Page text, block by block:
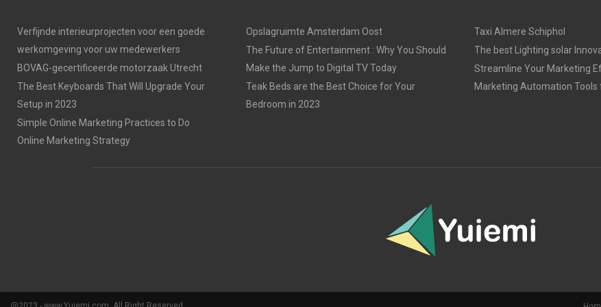
Verfijnde interieurprojecten voor een goede
werkomgeving voor uw medewerkers
BOVAG-gecertificeerde motorzaak Utrecht
The Best Keyboards That Will Upgrade Your
Setup in 2023
Simple Online Marketing Practices to Do
Online Marketing Strategy
Opslagruimte Amsterdam Oost
The Future of Entertainment : Why You Should
Make the Jump to Digital TV Today
Teak Beds are the Best Choice for Your
Bedroom in 2023
Taxi Almere Schiphol
The best Lighting solar
Streamline Your Marketing
Marketing Automation Tools